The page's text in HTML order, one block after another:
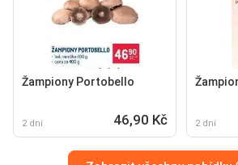
Žampiony Portobello
2 dní 46,90 Kč 2 dní